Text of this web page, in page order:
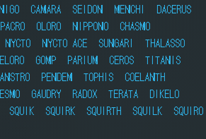
NIGO CAMARA SEIDON MENCHI
DACERUS
PACRO OLORO NIPPONO
CHASMO
NYCTO NYCTO ACE SUNGARI
THALASSO
GOMP PARIUM CEROS
TITANIS
PENDEM TOPHIS
COELANTH
GAUDRY RADOX TERATA
DIKELO
SQUIK SQUIRK SQUIRTH SQUILK
SQUIRO